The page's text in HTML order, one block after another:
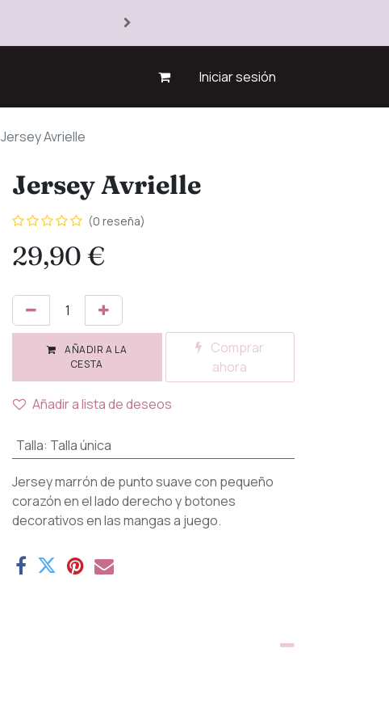
Iniciar sesión
Jersey Avrielle
Jersey Avrielle
(0 reseña)
29,90 €
AÑADIR A LA
CESTA
Comprar
ahora
Añadir a lista de deseos
Talla: Talla única
Jersey marrón de punto suave con pequeño
corazón en el lado derecho y botones
decorativos en las mangas a juego.